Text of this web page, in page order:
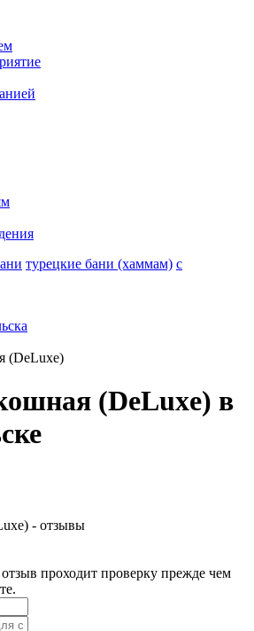
турецкие бани (хаммам) с
(DeLuxe)
(DeLuxe) в
- отзывы
проходит проверку прежде чем